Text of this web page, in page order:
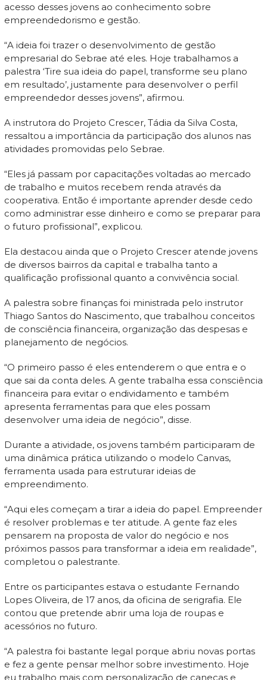
acesso desses jovens ao conhecimento sobre
empreendedorismo e gestão.
“A ideia foi trazer o desenvolvimento de gestão
empresarial do Sebrae até eles. Hoje trabalhamos a
palestra ‘Tire sua ideia do papel, transforme seu plano
em resultado’, justamente para desenvolver o perfil
empreendedor desses jovens”, afirmou.
A instrutora do Projeto Crescer, Tádia da Silva Costa,
ressaltou a importância da participação dos alunos nas
atividades promovidas pelo Sebrae.
“Eles já passam por capacitações voltadas ao mercado
de trabalho e muitos recebem renda através da
cooperativa. Então é importante aprender desde cedo
como administrar esse dinheiro e como se preparar para
o futuro profissional”, explicou.
Ela destacou ainda que o Projeto Crescer atende jovens
de diversos bairros da capital e trabalha tanto a
qualificação profissional quanto a convivência social.
A palestra sobre finanças foi ministrada pelo instrutor
Thiago Santos do Nascimento, que trabalhou conceitos
de consciência financeira, organização das despesas e
planejamento de negócios.
“O primeiro passo é eles entenderem o que entra e o
que sai da conta deles. A gente trabalha essa consciência
financeira para evitar o endividamento e também
apresenta ferramentas para que eles possam
desenvolver uma ideia de negócio”, disse.
Durante a atividade, os jovens também participaram de
uma dinâmica prática utilizando o modelo Canvas,
ferramenta usada para estruturar ideias de
empreendimento.
“Aqui eles começam a tirar a ideia do papel. Empreender
é resolver problemas e ter atitude. A gente faz eles
pensarem na proposta de valor do negócio e nos
próximos passos para transformar a ideia em realidade”,
completou o palestrante.
Entre os participantes estava o estudante Fernando
Lopes Oliveira, de 17 anos, da oficina de serigrafia. Ele
contou que pretende abrir uma loja de roupas e
acessórios no futuro.
“A palestra foi bastante legal porque abriu novas portas
e fez a gente pensar melhor sobre investimento. Hoje
eu trabalho mais com personalização de canecas e